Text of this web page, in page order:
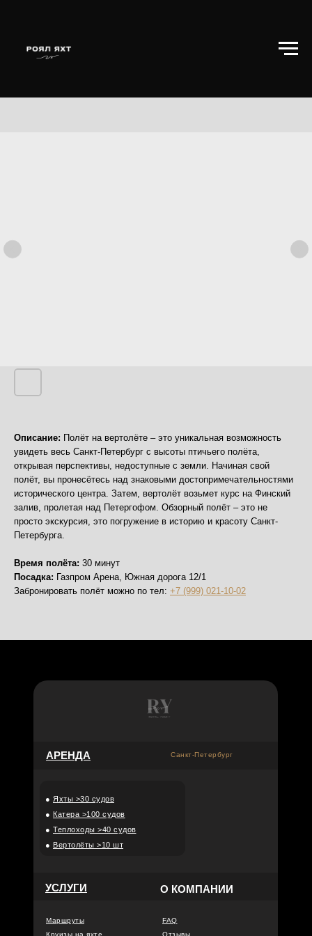
Описание: Полёт на вертолёте – это уникальная возможность
увидеть весь Санкт-Петербург с высоты птичьего полёта,
открывая перспективы, недоступные с земли. Начиная свой
полёт, вы пронесётесь над знаковыми достопримечательностями
исторического центра. Затем, вертолёт возьмет курс на Финский
залив, пролетая над Петергофом. Обзорный полёт – это не
просто экскурсия, это погружение в историю и красоту Санкт-
Петербурга.
Время полёта: 30 минут
Посадка: Газпром Арена, Южная дорога 12/1
Забронировать полёт можно по тел: +7 (999) 021-10-02
FAQ
Отзывы
Маршруты
Круизы на яхте
АРЕНДА
О КОМПАНИИ
● Яхты >30 судов
● Катера >100 судов
● Теплоходы >40 судов
● Вертолёты >10 шт
Санкт-Петербург
УСЛУГИ